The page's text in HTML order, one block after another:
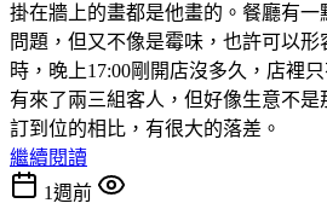
掛在牆上的畫都是他畫的。餐廳有
問題，但又不像是霉味，也許可以形
時，晚上17:00剛開店沒多久，店裡
有來了兩三組客人，但好像生意不
訂到位的相比，有很大的落差。
繼續閱讀
1週前